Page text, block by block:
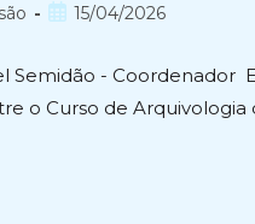
Post15/04/2026
Semidão - Coordenador
o Curso de Arquivologia